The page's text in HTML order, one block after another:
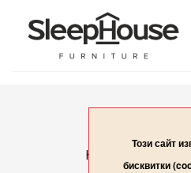
Начало
Този сайт
бисквитки